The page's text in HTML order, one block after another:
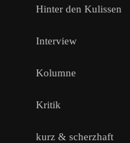
Hinter den Kulissen
Interview
Kolumne
Kritik
kurz & scherzhaft